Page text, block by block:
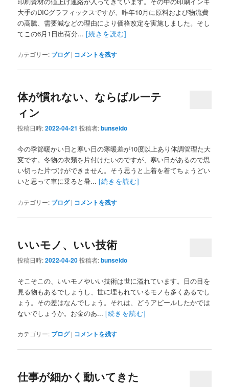
大手のDICグラフィックスですが、昨年10月に原料および物流費
の高騰、需要減などの理由により価格改定を実施しました。そし
てこの6月1日出荷分...[続きを読む]
カテゴリー: ブログ | コメントを残す
体が慣れない、ならばルーテ
ィン
投稿日時:2022-04-21 投稿者:bunseido
今の季節暖かい日と寒い日の寒暖差が10度以上あり体調管理た大
変です。冬物の衣類を片付けたいのですが、寒い日があるので思
い切った片づけができません。そう思うと上着を着てちょうどい
いと思って車に乗ると暑...[続きを読む]
カテゴリー: ブログ | コメントを残す
いいモノ、いい技術
投稿日時:2022-04-20投稿者:bunseido
そこそこの、いいモノやいい技術は世に溢れています。日の目を
見る物もあるでしょうし、世に埋もれているモノも多くあるでし
ょう。その差はなんでしょう。それは、どうアピールしたかでは
ないでしょうか。お金のあ...[続きを読む]
カテゴリー: ブログ | コメントを残す
仕事が細かく動いてきた